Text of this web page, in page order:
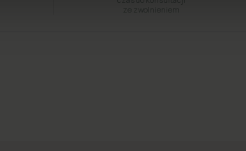
ze zwolnieniem